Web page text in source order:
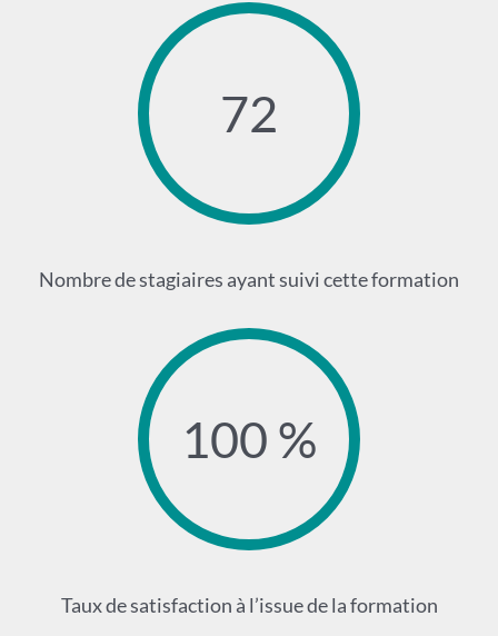
72
Nombre de stagiaires ayant suivi cette formation
100 %
Taux de satisfaction à l’issue de la formation